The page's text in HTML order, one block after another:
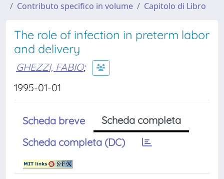
Contributo specifico in volume
Capitolo di Libro
The role of infection in preterm labor
and delivery
GHEZZI, FABIO;
1995-01-01
Scheda breve
Scheda completa
Scheda completa (DC)